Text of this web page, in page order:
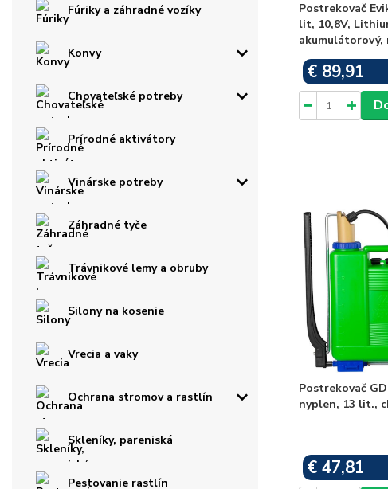
Fúriky a záhradné vozíky
Konvy
Chovateľské potreby
Prírodné aktivátory
Vinárske potreby
Záhradné tyče
Trávnikové lemy a obruby
Silony na kosenie
Vrecia a vaky
Ochrana stromov a rastlín
Skleníky, pareniská
Pestovanie rastlín
Postrekovač
lit, 10,8V,
akumulátorový,
€ 89,91
Postrekovač
nyplen, 13 lit.,
€ 47,81